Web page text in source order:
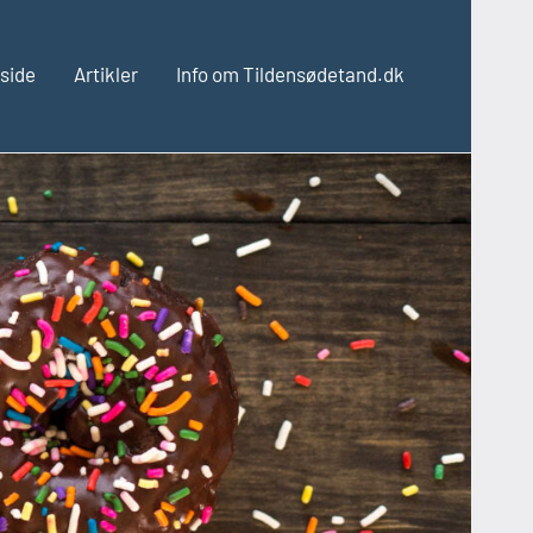
Artikler Info om Tildensødetand.dk